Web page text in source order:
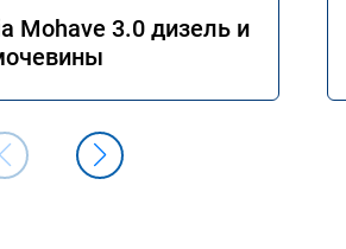
Mohave 3.0 дизель и